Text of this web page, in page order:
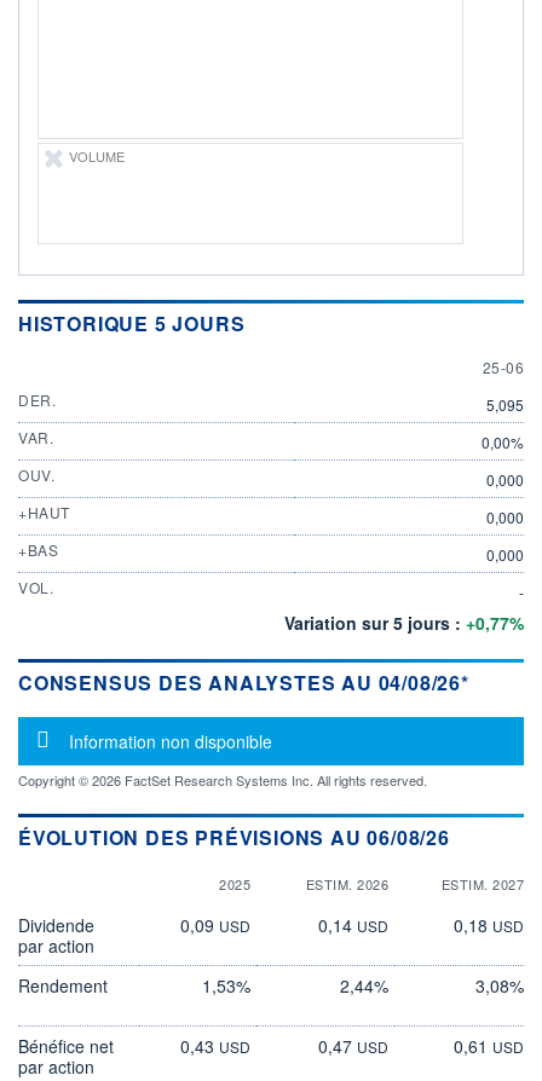
VOLUME
HISTORIQUE 5 JOURS
25
25-06
DER.
5,095
VAR.
0,00%
OUV.
0,000
+HAUT
0,000
+BAS
0,000
VOL.
-
Variation sur 5 jours : +0,77%
CONSENSUS DES ANALYSTES AU 04/08/26*
Message d'information
Information non disponible
Copyright © 2026 FactSet Research Systems Inc. All rights reserved.
ÉVOLUTION DES PRÉVISIONS AU 06/08/26
2025 ESTIM. 2026 ESTIM. 2027
Dividende
par action
0,09 USD 0,14 USD 0,18 USD
Rendement 1,53% 2,44% 3,08%
Bénéfice net
par action
0,43 USD 0,47 USD 0,61 USD